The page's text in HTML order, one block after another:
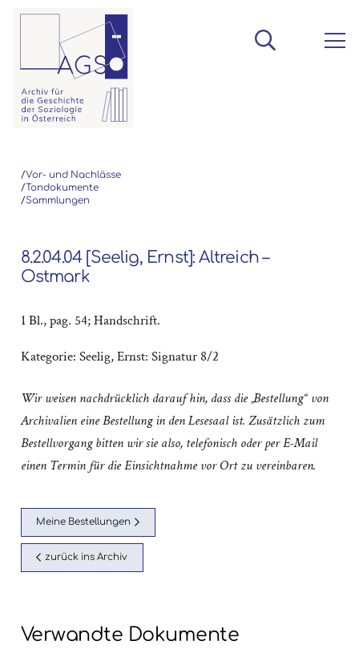
/Vor- und Nachlässe
/Tondokumente
/Sammlungen
8.2.04.04 [Seelig, Ernst]: Altreich –
Ostmark
1 Bl., pag. 54; Handschrift.
Kategorie: Seelig, Ernst: Signatur 8/2
Wir weisen nachdrücklich darauf hin, dass die „Bestellung“ von
Archivalien eine Bestellung in den Lesesaal ist. Zusätzlich zum
Bestellvorgang bitten wir sie also, telefonisch oder per E-Mail
einen Termin für die Einsichtnahme vor Ort zu vereinbaren.
Meine Bestellungen
zurück ins Archiv
Verwandte Dokumente